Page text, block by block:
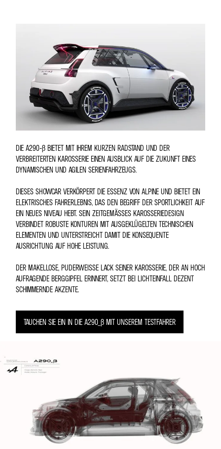
DIE A290-Β BIETET MIT IHREM KURZEN RADSTAND UND DER
VERBREITERTEN KAROSSERIE EINEN AUSBLICK AUF DIE ZUKUNFT EINES
DYNAMISCHEN UND AGILEN SERIENFAHRZEUGS.
DIESES SHOWCAR VERKÖRPERT DIE ESSENZ VON ALPINE UND BIETET EIN
ELEKTRISCHES FAHRERLEBNIS, DAS DEN BEGRIFF DER SPORTLICHKEIT AUF
EIN NEUES NIVEAU HEBT. SEIN ZEITGEMÄSSES KAROSSERIEDESIGN V
ERBINDET ROBUSTE KONTUREN MIT AUSGEKLÜGELTEN TECHNISCHEN E
LEMENTEN UND UNTERSTREICHT DAMIT DIE KONSEQUENTE A
USRICHTUNG AUF HOHE LEISTUNG.
DER MAKELLOSE, PUDERWEISSE LACK SEINER KAROSSERIE, DER AN HOCH A
UFRAGENDE BERGGIPFEL ERINNERT, SETZT BEI LICHTEINFALL DEZENT S
CHIMMERNDE AKZENTE.
TAUCHEN SIE EIN IN DIE A290_Β MIT UNSEREM TESTFAHRER